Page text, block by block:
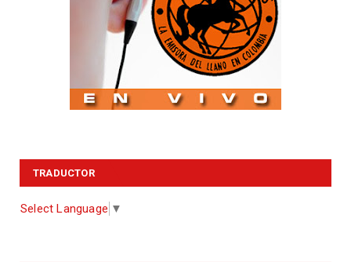
TRADUCTOR
Select Language ▼